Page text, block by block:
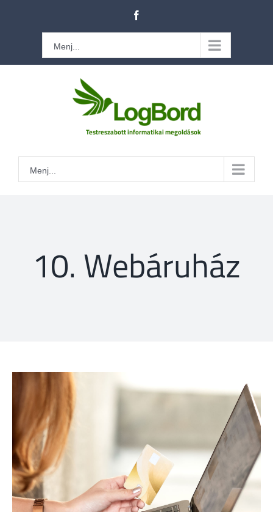
Menj...
Menj...
10. Webáruház